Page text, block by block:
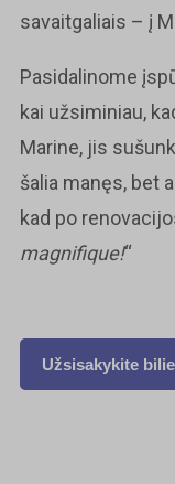
savaitgaliais – į
Pasidalinome
kai užsiminiau,
Marine, jis
šalia manęs, bet
kad po
magnifique!“
Užsisakykite